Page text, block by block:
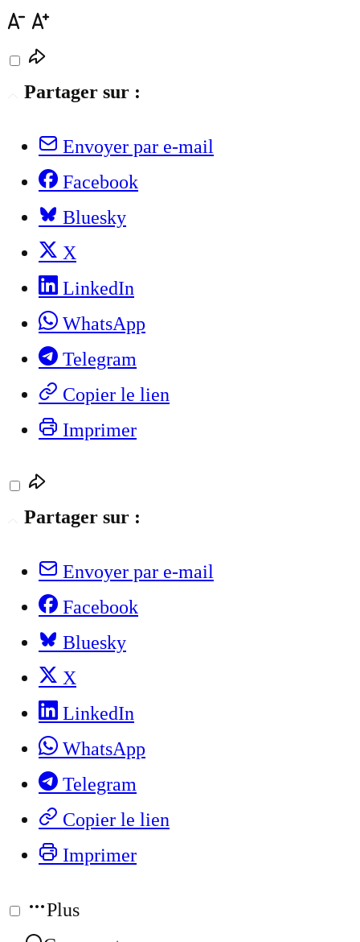
Partager sur :
Envoyer par e-mail
Facebook
Bluesky
X
LinkedIn
WhatsApp
Telegram
Copier le lien
Imprimer
Partager sur :
Envoyer par e-mail
Facebook
Bluesky
X
LinkedIn
WhatsApp
Telegram
Copier le lien
Imprimer
Plus